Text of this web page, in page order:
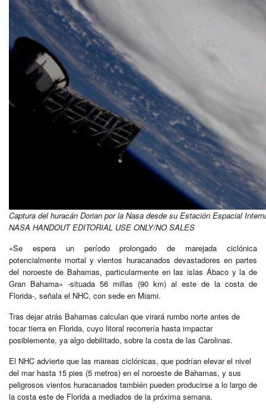
Captura del huracán Dorian por la Nasa desde su Estación Espacial
NASA HANDOUT EDITORIAL USE ONLY/NO SALES
«Se espera un período prolongado de marejada ciclónica
potencialmente mortal y vientos huracanados devastadores en partes
del noroeste de Bahamas, particularmente en las islas Ábaco y la de
Gran Bahama» -situada 56 millas (90 km) al este de la costa de
Florida-, señala el NHC, con sede en Miami.
Tras dejar atrás Bahamas calculan que virará rumbo norte antes de
tocar tierra en Florida, cuyo litoral recorrería hasta impactar
posiblemente, ya algo debilitado, sobre la costa de las Carolinas.
El NHC advierte que las mareas ciclónicas, que podrían elevar el nivel
del mar hasta 15 pies (5 metros) en el noroeste de Bahamas, y sus
peligrosos vientos huracanados también pueden producirse a lo largo de
la costa este de Florida a mediados de la próxima semana.